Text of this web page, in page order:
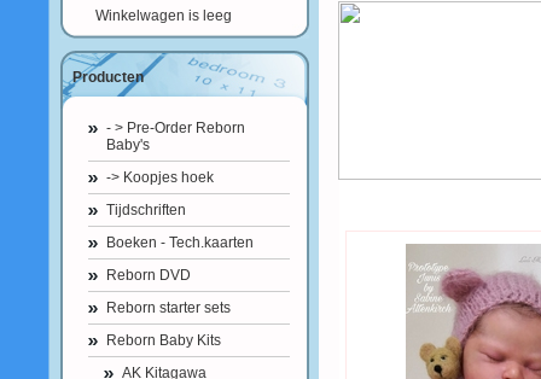
Winkelwagen is leeg
Producten
- > Pre-Order Reborn
Baby's
-> Koopjes hoek
Tijdschriften
Boeken - Tech.kaarten
Reborn DVD
Reborn starter sets
Reborn Baby Kits
AK Kitagawa